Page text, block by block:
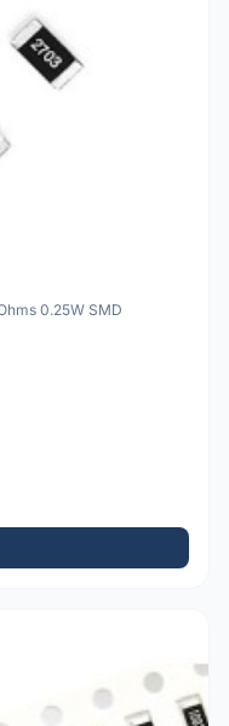
0.25W SMD